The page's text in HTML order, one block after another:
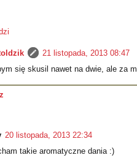
21 listopada, 2013 08:47
się skusil nawet na dwie, ale za
20 listopada, 2013 22:34
takie aromatyczne dania :)